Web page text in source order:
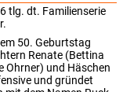
tlg. dt. Familienserie
50. Geburtstag
Renate (Bettina
Ohrner) und Häschen
und gründet